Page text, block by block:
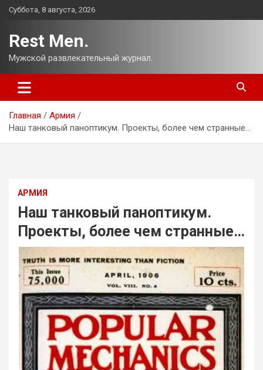
Перейти
Суббота, 8 августа, 2026
Rest Men.
Мужской развлекательный журнал.
Главная
Армия
Наш танковый паноптикум. Проекты, более чем странные…
АРМИЯ
Наш танковый паноптикум.
Проекты, более чем странные…